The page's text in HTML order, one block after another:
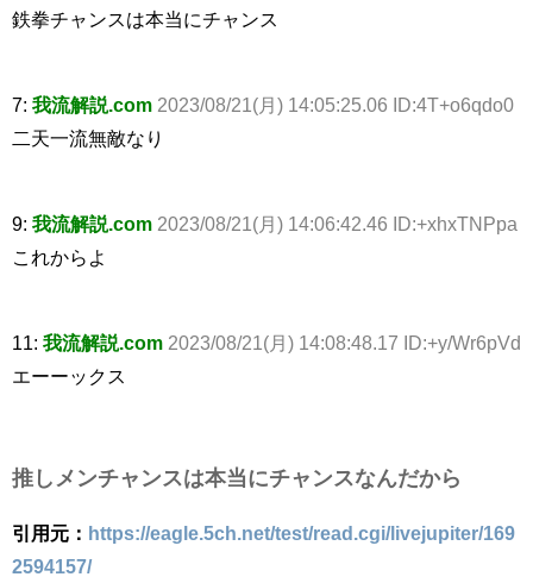
鉄拳チャンスは本当にチャンス
7: 我流解説.com 2023/08/21(月) 14:05:25.06 ID:4T+o6qdo0
二天一流無敵なり
9: 我流解説.com 2023/08/21(月) 14:06:42.46 ID:+xhxTNPpa
これからよ
11: 我流解説.com 2023/08/21(月) 14:08:48.17 ID:+y/Wr6pVd
エーーックス
推しメンチャンスは本当にチャンスなんだから
引用元： https://eagle.5ch.net/test/read.cgi/livejupiter/169
2594157/